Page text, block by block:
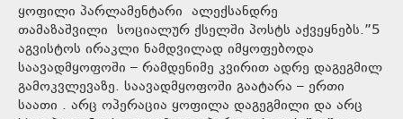
ყოფილი პარლამენტარი ალექსანდრე
თამაზაშვილი სოციალურ ქსელში პოსტს აქვეყნებს.”5
აგვისტოს ირაკლი ნამდვილად იმყოფებოდა
საავადმყოფოში – რამდენიმე კვირით ადრე დაგეგმილ
გამოკვლევაზე. საავადმყოფოში გაატარა – ერთი
საათი . არც ოპერაცია ყოფილა დაგეგმილი და არც